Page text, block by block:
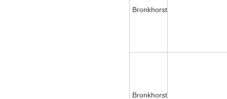
Bronkhorst
Bronkhorst